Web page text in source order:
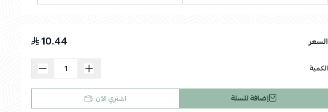
السعر 10.44
الكمية
إضافة للسلة اشتري الآن